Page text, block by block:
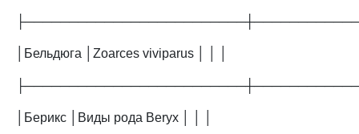
│Бельдюга │Zoarces viviparus │ │ │
│Берикс │Виды рода Beryx │ │ │